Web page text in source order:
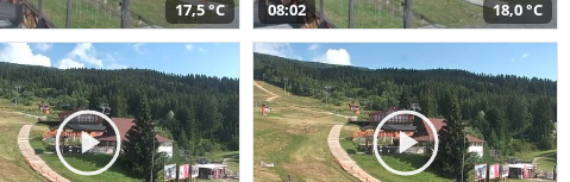
17,5 °C 08:02 18,0 °C